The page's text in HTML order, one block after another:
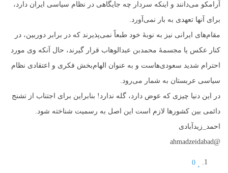
آرامکو می‌دانند و اینکه سردار چه جایگاهی در نظام سیاسی ایران دارد،
برای آنها تعهدی به بار نمی‌آورد.
مقام‌های ایرانی‌ نیز به نوبۀ خود طبعاً نمی‌پذیرند که در برابر دوربین، در
کنار عکس یا مجسمۀ محمدبن عبدالوهاب قرار گیرند، حال آنکه وی مورد
احترام شدید سعودی‌هاست و به عنوان الهام‌بخش فکری و اعتقادی نظام
سیاسی عربستان به شمار می‌رود.
در این دنیا چیزی که عوض دارد، گله ندارد! بنابراین برای اجتناب از تشنج
دائمی بین کشورها لازم است این اصل به رسمیت شناخته شود.
احمد_زیدآبادی
@ahmadzeidabad
0